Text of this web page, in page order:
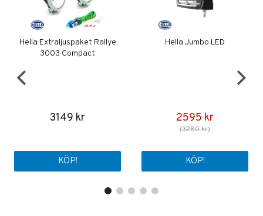
Hella Extraljuspaket Rallye
3003 Compact
3149 kr
KÖP!
Hella Jumbo LED
2595 kr
(3280 kr)
KÖP!